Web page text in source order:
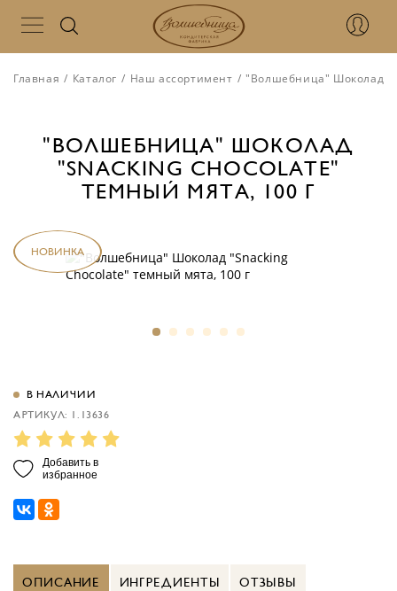
Главная / Каталог / Наш ассортимент / "Волшебница" Шоколад
"ВОЛШЕБНИЦА" ШОКОЛАД
"SNACKING CHOCOLATE"
ТЕМНЫЙ МЯТА, 100 Г
НОВИНКА
В НАЛИЧИИ
АРТИКУЛ: 1.13636
Добавить в
избранное
ОПИСАНИЕ ИНГРЕДИЕНТЫ ОТЗЫВЫ